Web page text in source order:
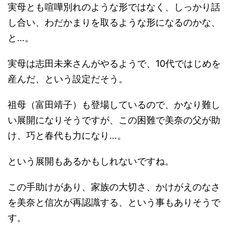
実母とも喧嘩別れのような形ではなく、しっかり話
し合い、わだかまりを取るような形になるのかな、
と…。
実母は志田未来さんがやるようで、10代ではじめを
産んだ、という設定だそう。
祖母（富田靖子）も登場しているので、かなり難し
い展開になりそうですが、この困難で美奈の父が助
け、巧と春代も力になり…。
という展開もあるかもしれないですね。
この手助けがあり、家族の大切さ、かけがえのなさ
を美奈と信次が再認識する、という事もありそうで
す。